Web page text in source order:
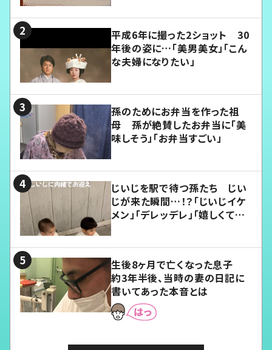
平成6年に撮った2ショット 30
年後の姿に…「美男美女」「こん
な夫婦になりたい」
孫のためにお弁当を作った祖
母 孫が絶賛したお弁当に「美
味しそう」「お弁当すごい」
じいじを駅で待つ孫たち じい
じが来た瞬間…！？「じいじイケ
メン」「デレッデレ」「嬉しくて可
生後8ヶ月で亡くなった息子
約3年半後、当時の妻の日記に
書いてあった本音とは